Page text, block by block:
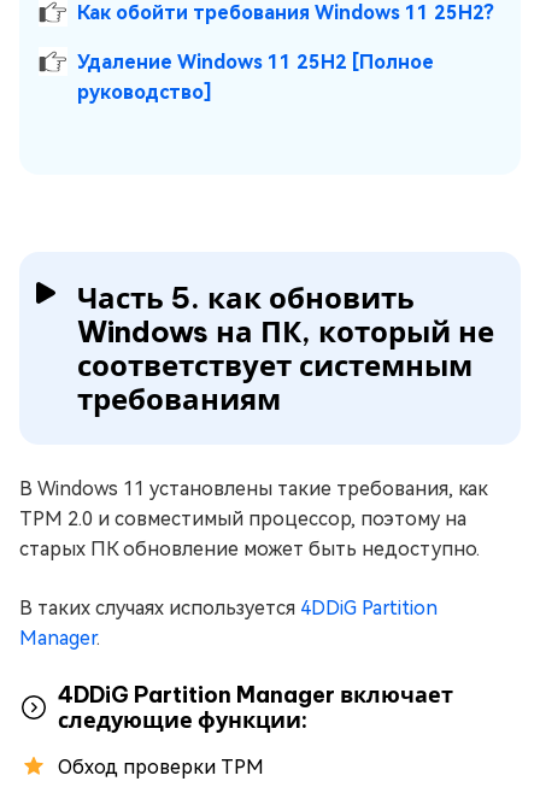
Как обойти требования Windows 11 25H2?
Удаление Windows 11 25H2 [Полное
руководство]
Часть 5. как обновить
Windows на ПК, который не
соответствует системным
требованиям
В Windows 11 установлены такие требования, как
TPM 2.0 и совместимый процессор, поэтому на
старых ПК обновление может быть недоступно.
В таких случаях используется 4DDiG Partition
Manager.
4DDiG Partition Manager включает
следующие функции:
Обход проверки TPM